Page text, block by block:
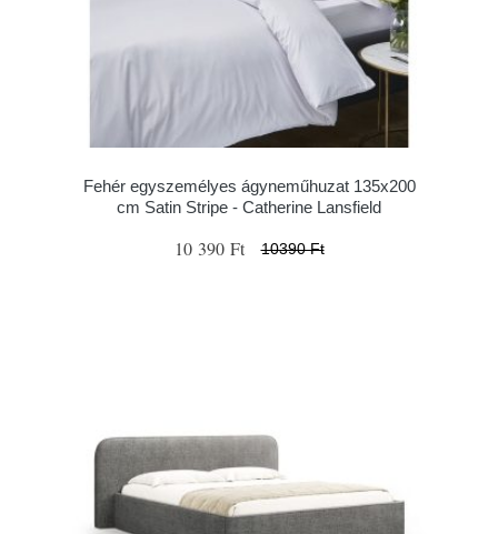
Fehér egyszemélyes ágyneműhuzat 135x200
cm Satin Stripe - Catherine Lansfield
10 390 Ft 10390 Ft